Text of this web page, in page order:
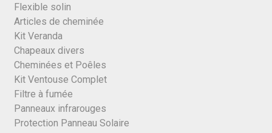
Flexible solin
Articles de cheminée
Kit Veranda
Chapeaux divers
Cheminées et Poêles
Kit Ventouse Complet
Filtre à fumée
Panneaux infrarouges
Protection Panneau Solaire